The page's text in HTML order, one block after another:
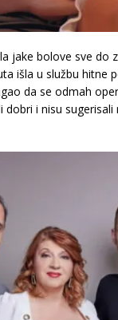
jake bolove sve do
išla u službu hitne
da se odmah
i nisu